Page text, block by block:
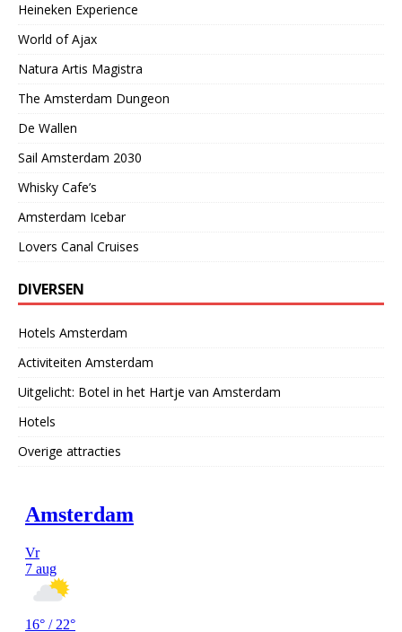
Heineken Experience
World of Ajax
Natura Artis Magistra
The Amsterdam Dungeon
De Wallen
Sail Amsterdam 2030
Whisky Cafe’s
Amsterdam Icebar
Lovers Canal Cruises
DIVERSEN
Hotels Amsterdam
Activiteiten Amsterdam
Uitgelicht: Botel in het Hartje van Amsterdam
Hotels
Overige attracties